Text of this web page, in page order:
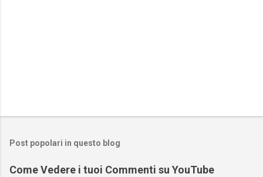
Post popolari in questo blog
Come Vedere i tuoi Commenti su YouTube